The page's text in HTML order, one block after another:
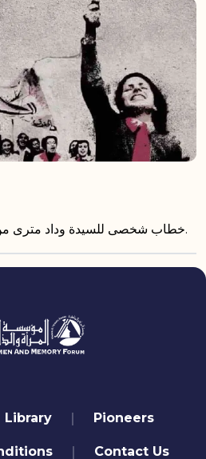
خطاب شخصى للسيدة وداد مترى من السيدة زينب محمد رفعت.
Library Pioneers
Contact Us